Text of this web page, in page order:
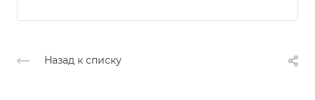
Назад к списку